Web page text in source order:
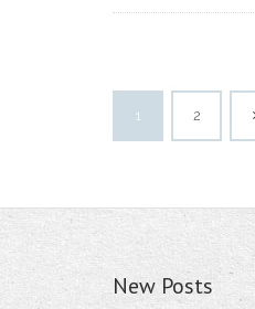
1 2
New Posts